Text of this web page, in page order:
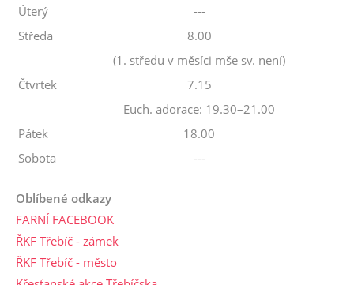
Úterý
---
Středa
8.00
(1. středu v měsíci mše sv. není)
Čtvrtek
7.15
Euch. adorace: 19.30–21.00
Pátek
18.00
Sobota
---
Oblíbené odkazy
FARNÍ FACEBOOK
ŘKF Třebíč - zámek
ŘKF Třebíč - město